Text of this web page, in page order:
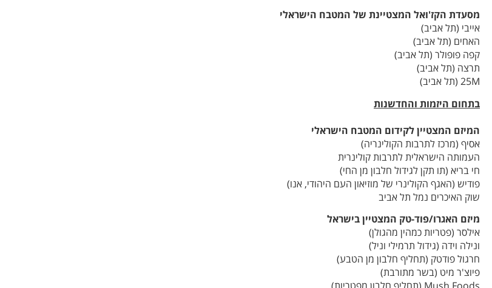
מסעדת הקז'ואל המצטיינת של המטבח הישראלי
אייבי (תל אביב)
האחים (תל אביב)
קפה פופולר (תל אביב)
תרצה (תל אביב)
25M (תל אביב)
בתחום היזמות והחדשנות
המיזם המצטיין לקידום המטבח הישראלי
אסיף (מרכז לתרבות הקולינריה)
העמותה הישראלית לתרבות קולינרית
חי בריא (תו תקן לגידול חלבון מן החי)
פודיש (האגף הקולינרי של מוזיאון העם היהודי, אנו)
שוק האיכרים נמל תל אביב
מיזם האגרו/פוד-טק המצטיין בישראל
אילסר (פטריות כמהין מהגולן)
ונילה וידה (גידול תרמילי וניל)
חרגול פודטק (תחליף חלבון מן הטבע)
פיוצ'ר מיט (בשר מתורבת)